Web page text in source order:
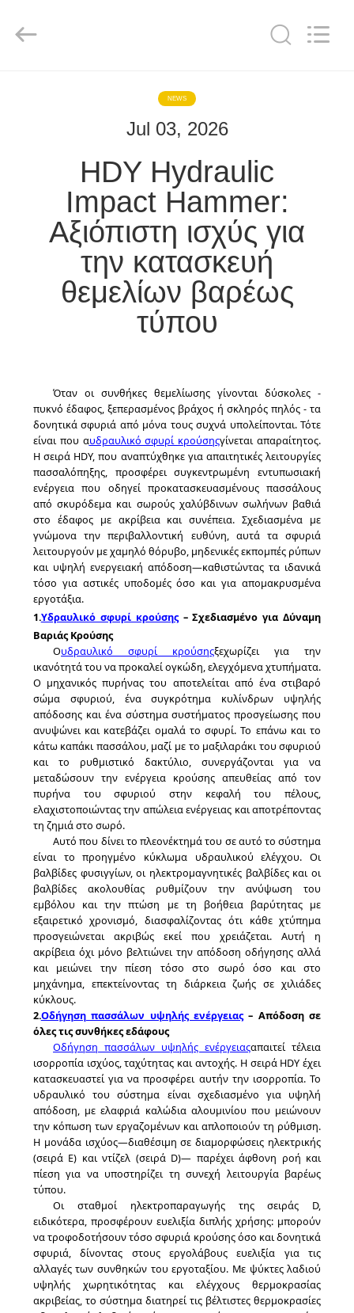
ΠΑΡΟΥΣΙΆΣΤΕ
ΠΕΡΊΠΟΥ
ΕΜΕΊΣ
ΠΟΙΟΤΙΚΌΣ
ΈΛΕΓΧΟΣ
ΜΑΣ
ΕΛΆΤΕ
ΕΠΑΦΉ
ΜΕ
ΕΙΔΉΣΕΙΣ
ΠΕΡΙΠΤΏΣΕΙΣ
ΖΗΤΉΣΤΕ
ΈΝΑ
ΑΠΌΣΠΑΣΜΑ
SITEMAP
PRIVACY
POLICY
Machinery
NEWS
Jul 03, 2026
HDY Hydraulic
Impact Hammer:
Αξιόπιστη ισχύς για
την κατασκευή
θεμελίων βαρέως
τύπου
Όταν οι συνθήκες θεμελίωσης γίνονται δύσκολες -
πυκνό έδαφος, ξεπερασμένος βράχος ή σκληρός πηλός - τα
δονητικά σφυριά από μόνα τους συχνά υπολείπονται. Τότε
είναι που αυδραυλικό σφυρί κρούσηςγίνεται απαραίτητος.
Η σειρά HDY, που αναπτύχθηκε για απαιτητικές λειτουργίες
πασσαλόπηξης, προσφέρει συγκεντρωμένη εντυπωσιακή
ενέργεια που οδηγεί προκατασκευασμένους πασσάλους
από σκυρόδεμα και σωρούς χαλύβδινων σωλήνων βαθιά
στο έδαφος με ακρίβεια και συνέπεια. Σχεδιασμένα με
γνώμονα την περιβαλλοντική ευθύνη, αυτά τα σφυριά
λειτουργούν με χαμηλό θόρυβο, μηδενικές εκπομπές ρύπων
και υψηλή ενεργειακή απόδοση—καθιστώντας τα ιδανικά
τόσο για αστικές υποδομές όσο και για απομακρυσμένα
εργοτάξια.
1.Υδραυλικό σφυρί κρούσης – Σχεδιασμένο για Δύναμη
Βαριάς Κρούσης
Ουδραυλικό σφυρί κρούσηςξεχωρίζει για την
ικανότητά του να προκαλεί ογκώδη, ελεγχόμενα χτυπήματα.
Ο μηχανικός πυρήνας του αποτελείται από ένα στιβαρό
σώμα σφυριού, ένα συγκρότημα κυλίνδρων υψηλής
απόδοσης και ένα σύστημα συστήματος προσγείωσης που
ανυψώνει και κατεβάζει ομαλά το σφυρί. Το επάνω και το
κάτω καπάκι πασσάλου, μαζί με το μαξιλαράκι του σφυριού
και το ρυθμιστικό δακτύλιο, συνεργάζονται για να
μεταδώσουν την ενέργεια κρούσης απευθείας από τον
πυρήνα του σφυριού στην κεφαλή του πέλους,
ελαχιστοποιώντας την απώλεια ενέργειας και αποτρέποντας
τη ζημιά στο σωρό.
Αυτό που δίνει το πλεονέκτημά του σε αυτό το σύστημα
είναι το προηγμένο κύκλωμα υδραυλικού ελέγχου. Οι
βαλβίδες φυσιγγίων, οι ηλεκτρομαγνητικές βαλβίδες και οι
βαλβίδες ακολουθίας ρυθμίζουν την ανύψωση του
εμβόλου και την πτώση με τη βοήθεια βαρύτητας με
εξαιρετικό χρονισμό, διασφαλίζοντας ότι κάθε χτύπημα
προσγειώνεται ακριβώς εκεί που χρειάζεται. Αυτή η
ακρίβεια όχι μόνο βελτιώνει την απόδοση οδήγησης αλλά
και μειώνει την πίεση τόσο στο σωρό όσο και στο
μηχάνημα, επεκτείνοντας τη διάρκεια ζωής σε χιλιάδες
κύκλους.
2.Οδήγηση πασσάλων υψηλής ενέργειας – Απόδοση σε
όλες τις συνθήκες εδάφους
Οδήγηση πασσάλων υψηλής ενέργειαςαπαιτεί τέλεια
ισορροπία ισχύος, ταχύτητας και αντοχής. Η σειρά HDY έχει
κατασκευαστεί για να προσφέρει αυτήν την ισορροπία. Το
υδραυλικό του σύστημα είναι σχεδιασμένο για υψηλή
απόδοση, με ελαφριά καλώδια αλουμινίου που μειώνουν
την κόπωση των εργαζομένων και απλοποιούν τη ρύθμιση.
Η μονάδα ισχύος—διαθέσιμη σε διαμορφώσεις ηλεκτρικής
(σειρά E) και ντίζελ (σειρά D)— παρέχει άφθονη ροή και
πίεση για να υποστηρίζει τη συνεχή λειτουργία βαρέως
τύπου.
Οι σταθμοί ηλεκτροπαραγωγής της σειράς D,
ειδικότερα, προσφέρουν ευελιξία διπλής χρήσης: μπορούν
να τροφοδοτήσουν τόσο σφυριά κρούσης όσο και δονητικά
σφυριά, δίνοντας στους εργολάβους ευελιξία για τις
αλλαγές των συνθηκών του εργοταξίου. Με ψύκτες λαδιού
υψηλής χωρητικότητας και ελέγχους θερμοκρασίας
ακριβείας, το σύστημα διατηρεί τις βέλτιστες θερμοκρασίες